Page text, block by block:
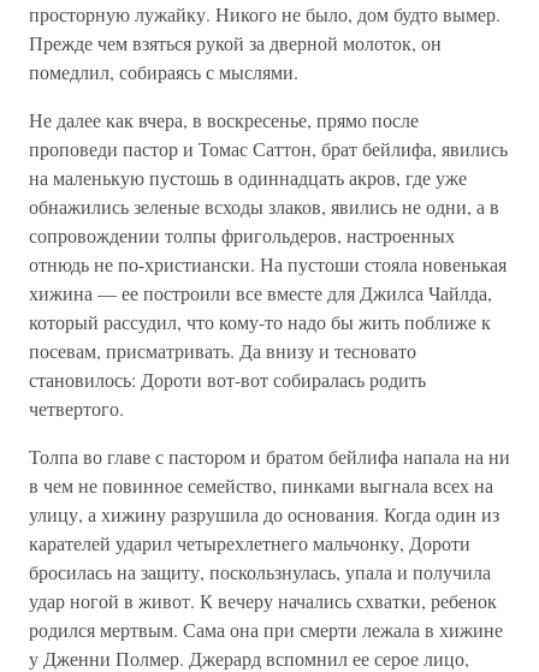
просторную лужайку. Никого не было, дом будто вымер.
Прежде чем взяться рукой за дверной молоток, он
помедлил, собираясь с мыслями.
Не далее как вчера, в воскресенье, прямо после
проповеди пастор и Томас Саттон, брат бейлифа, явились
на маленькую пустошь в одиннадцать акров, где уже
обнажились зеленые всходы злаков, явились не одни, а в
сопровождении толпы фригольдеров, настроенных
отнюдь не по-христиански. На пустоши стояла новенькая
хижина — ее построили все вместе для Джилса Чайлда,
который рассудил, что кому-то надо бы жить поближе к
посевам, присматривать. Да внизу и тесновато
становилось: Дороти вот-вот собиралась родить
четвертого.
Толпа во главе с пастором и братом бейлифа напала на ни
в чем не повинное семейство, пинками выгнала всех на
улицу, а хижину разрушила до основания. Когда один из
карателей ударил четырехлетнего мальчонку, Дороти
бросилась на защиту, поскользнулась, упала и получила
удар ногой в живот. К вечеру начались схватки, ребенок
родился мертвым. Сама она при смерти лежала в хижине
у Дженни Полмер. Джерард вспомнил ее серое лицо,